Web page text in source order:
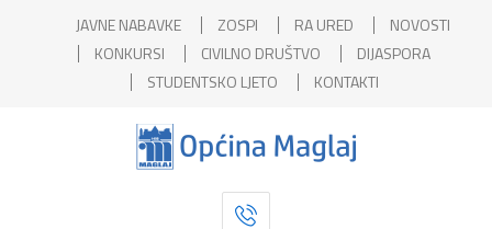
JAVNE NABAVKE ZOSPI RA URED
NOVOSTI
KONKURSI
CIVILNO DRUŠTVO
DIJASPORA
STUDENTSKO LJETO
KONTAKTI